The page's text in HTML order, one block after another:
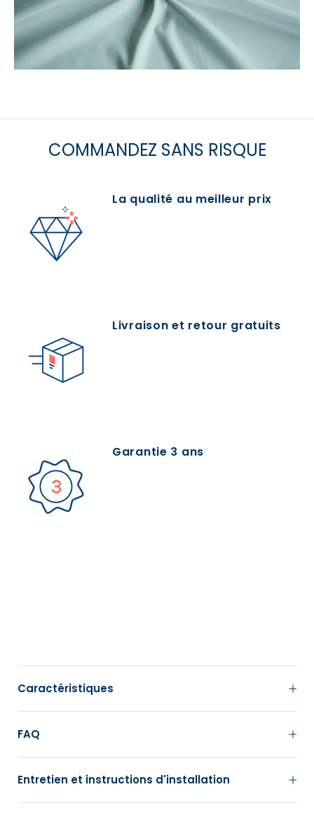
COMMANDEZ SANS RISQUE
La qualité au meilleur prix
Livraison et retour gratuits
Garantie 3 ans
Caractéristiques
FAQ
Entretien et instructions d'installation